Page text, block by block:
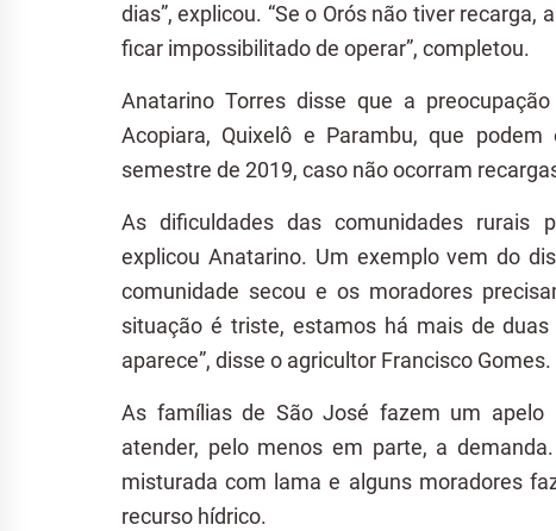
dias”, explicou. “Se o Orós não tiver
ficar impossibilitado de operar”, completou.
Anatarino Torres disse que a
Acopiara, Quixelô e Parambu, que
semestre de 2019, caso não ocorram
As dificuldades das comunidades rurais
explicou Anatarino. Um exemplo vem do
comunidade secou e os moradores
situação é triste, estamos há mais de
aparece”, disse o agricultor Francisco Gomes.
As famílias de São José fazem um apelo
atender, pelo menos em parte, a
misturada com lama e alguns moradores
recurso hídrico.